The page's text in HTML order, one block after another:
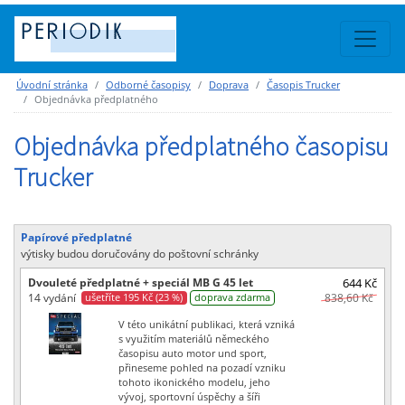
Úvodní stránka Odborné časopisy Doprava
Časopis Trucker
Objednávka předplatného
Objednávka předplatného časopisu
Trucker
Papírové předplatné
výtisky budou doručovány do poštovní schránky
Dvouleté předplatné + speciál MB G 45 let
14 vydání
ušetříte 195 Kč (23 %) doprava zdarma
644 Kč
838,60 Kč
V této unikátní publikaci, která vzniká
s využitím materiálů německého
časopisu auto motor und sport,
přineseme pohled na pozadí vzniku
tohoto ikonického modelu, jeho
vývoj, sportovní úspěchy a šíři